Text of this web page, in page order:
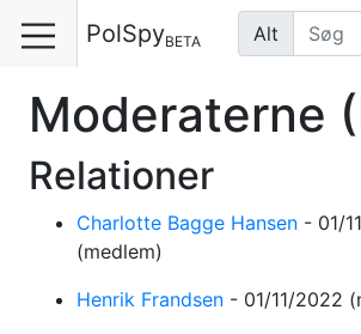
PolSpyBETA Alt
Moderaterne
Relationer
Charlotte Bagge Hansen - 01/
(medlem)
Henrik Frandsen - 01/11/2022